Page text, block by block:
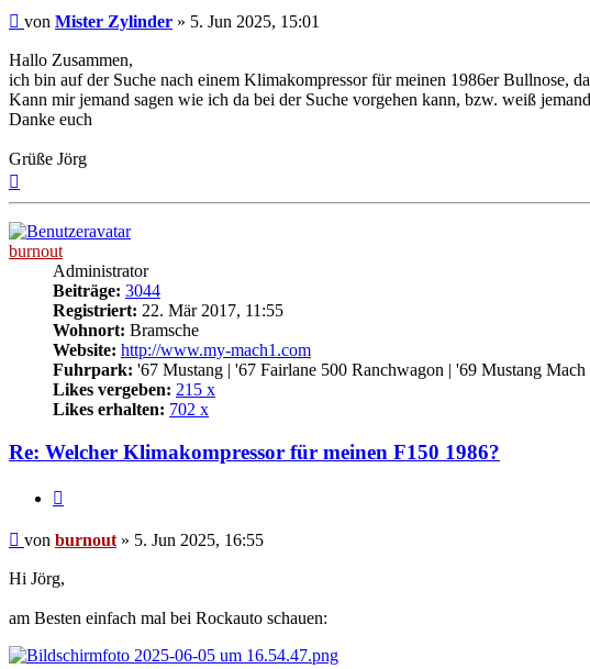
Beitrag
von Mister Zylinder » 5. Jun 2025, 15:01
Hallo Zusammen,
ich bin auf der Suche nach einem Klimakompressor für meinen 1986er Bullnose,
Kann mir jemand sagen wie ich da bei der Suche vorgehen kann, bzw. weiß
Danke euch
Grüße Jörg
burnout
Administrator
Beiträge: 3044
Registriert: 22. Mär 2017, 11:55
Wohnort: Bramsche
Website: http://www.my-mach1.com
Fuhrpark: '67 Mustang | '67 Fairlane 500 Ranchwagon | '69 Mustang
Likes vergeben: 215 x
Likes erhalten: 702 x
Re: Welcher Klimakompressor für meinen F150 1986?
Beitrag
von burnout » 5. Jun 2025, 16:55
Hi Jörg,
am Besten einfach mal bei Rockauto schauen: